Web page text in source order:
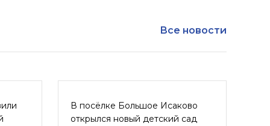
Все новости
В посёлке Большое Исаково
открылся новый детский сад